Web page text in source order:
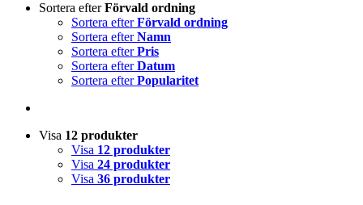
Sortera efterFörvald ordning
Sortera efterFörvald ordning
Sortera efterNamn
Sortera efterPris
Sortera efterDatum
Sortera efterPopularitet
Visa 12 produkter
Visa 12 produkter
Visa 24 produkter
Visa 36 produkter